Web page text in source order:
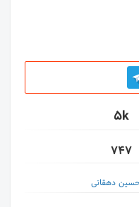
5k
747
دهقانی